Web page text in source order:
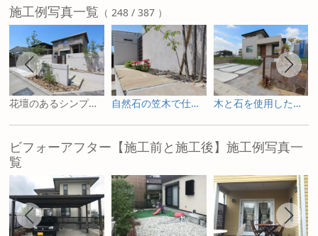
施工例写真一覧 （ 248 / 387 ）
花壇のあるシンプル外構 自然石の笠木で仕上げた花壇 木と石を使用したオープン外構
ビフォーアフター【施工前と施工後】施工例写真一
覧